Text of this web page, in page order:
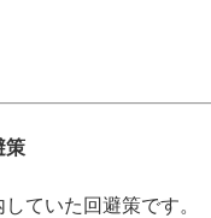
策
ていた回避策です。